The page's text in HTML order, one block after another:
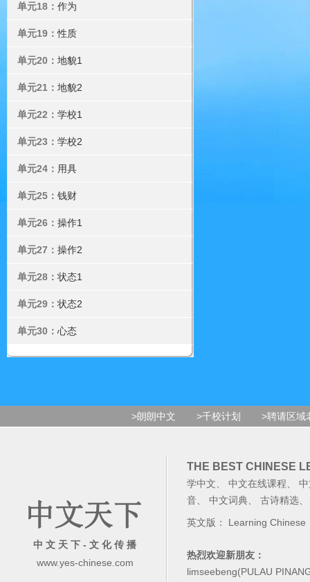
单元18： 作为
单元19：性质
单元20： 地貌1
单元21： 地貌2
单元22： 学校1
单元23： 学校2
单元24： 用具
单元25： 钱财
单元26： 操作1
单元27： 操作2
单元28： 状态1
单元29： 状态2
单元30： 心态
>朗朗中文 >千校计划 >聘请区域
中 文 天 下 - 文 化 传 播
www.yes-chinese.com
THE BEST CHINESE
学中文 中文在线课程
音
中文词典 古诗精选
英文版： Learning Chinese
热烈欢迎新朋友：
limseebeng(PULAU